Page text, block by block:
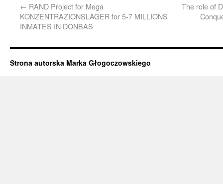
← RAND Project for Mega
KONZENTRAZIONSLAGER for 5-7 MILLIONS
INMATES IN DONBAS
The role of
Strona autorska Marka Głogoczowskiego